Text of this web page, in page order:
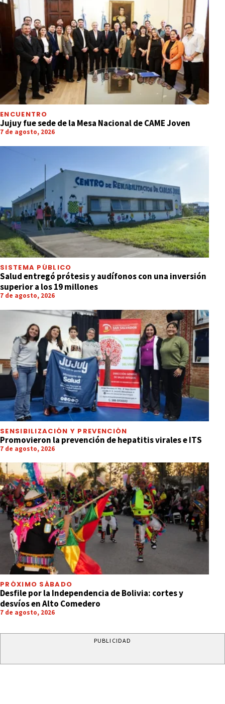
ENCUENTRO
Jujuy fue sede de la Mesa Nacional de CAME Joven
7 de agosto, 2026
SISTEMA PÚBLICO
Salud entregó prótesis y audífonos con una inversión
superior a los 19 millones
7 de agosto, 2026
SENSIBILIZACIÓN Y PREVENCIÓN
Promovieron la prevención de hepatitis virales e ITS
7 de agosto, 2026
PRÓXIMO SÁBADO
Desfile por la Independencia de Bolivia: cortes y
desvíos en Alto Comedero
7 de agosto, 2026
PUBLICIDAD